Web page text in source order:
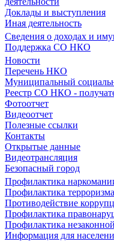
Доклады и выступления
Иная деятельность
Сведения о доходах и
Поддержка СО НКО
Новости
Перечень НКО
Муниципальный
Реестр СО НКО -
Фотоотчет
Видеоотчет
Полезные ссылки
Контакты
Открытые данные
Видеотрансляция
Безопасный город
Профилактика
Профилактика терроризма
Противодействие
Профилактика
Профилактика
Информация для